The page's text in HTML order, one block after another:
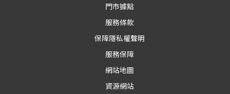
門市據點
服務條款
保障隱私權聲明
服務保障
網站地圖
資源網站